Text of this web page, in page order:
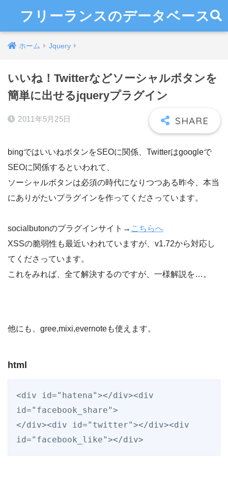
フリーランスのデータベース
ホーム Jquery
いいね！Twitterなどソーシャルボタンを
簡単に出せるjqueryプラグイン
2011年5月25日
bingではいいねボタンをSEOに関係、Twitterはgoogleで
SEOに関係するといわれて、
ソーシャルボタンは必須の時代になりつつある昨今、本当
にありがたいプラグインを作ってくださっています。
socialbutonのプラグインサイト→ こちらへ
XSSの脆弱性も最近いわれていますが、v1.72から対応し
てくださっています。
これをみれば、全て解決するのですが、一様解説を…。
他にも、gree,mixi,evernoteも使えます。
html
<div id="hatena"></div><div
id="facebook_share">
</div><div id="twitter"></div><div
id="facebook_like"></div>